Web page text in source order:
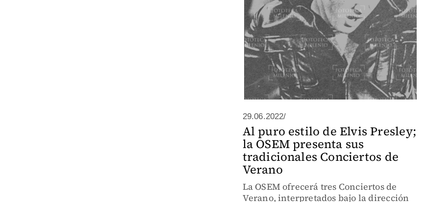
29.06.2022/
Al puro estilo de Elvis Presley;
la OSEM presenta sus
tradicionales Conciertos de
Verano
La OSEM ofrecerá tres Conciertos de
Verano, interpretados bajo la dirección